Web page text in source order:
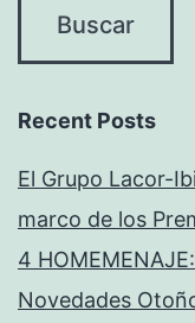
Recent Posts
El Grupo Lacor-
marco de los
4
Novedades